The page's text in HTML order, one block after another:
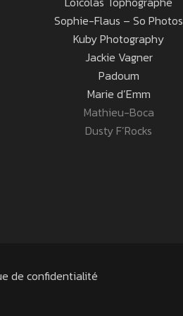
Sophie-Flaus – So Photos
Kuby Photography
Jackie Vagner
Padoum
Marie d’Emm
Mathieu-Boca
Dusty F’Rocks
de confidentialité